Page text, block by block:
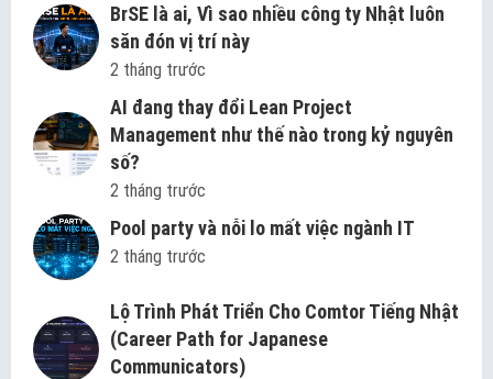
BrSE là ai, Vì sao nhiều công ty Nhật luôn
săn đón vị trí này
2 tháng trước
AI đang thay đổi Lean Project
Management như thế nào trong kỷ nguyên
số?
2 tháng trước
Pool party và nỗi lo mất việc ngành IT
2 tháng trước
Lộ Trình Phát Triển Cho Comtor Tiếng Nhật
(Career Path for Japanese
Communicators)